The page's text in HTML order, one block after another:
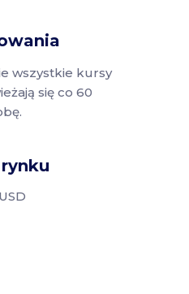
wszystkie kursy
się co 60